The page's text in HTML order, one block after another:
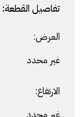
تفاصيل القطعة:
العرض:
غير محدد
الارتفاع: